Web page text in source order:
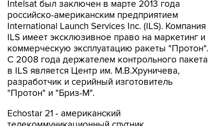
International Launch Services Inc. (ILS). Компания
ILS имеет эксклюзивное право на маркетинг и
коммерческую эксплуатацию ракеты "Протон".
С 2008 года держателем контрольного пакета
в ILS является Центр им. М.В.Хруничева,
разработчик и серийный изготовитель
"Протон" и "Бриз-М".
Echostar 21 - американский
эксплуатируемые компанией Echostar.